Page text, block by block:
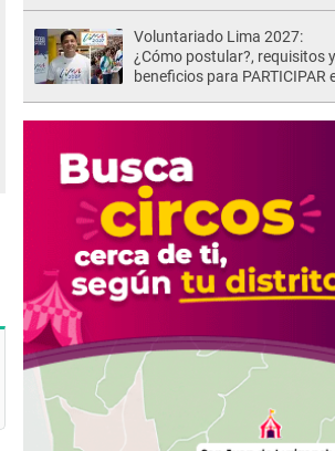
Voluntariado Lima 2027:
¿Cómo postular?, requisitos y
beneficios para PARTICIPAR